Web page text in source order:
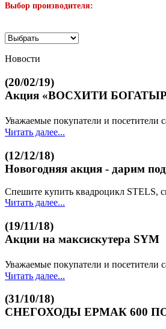
Выбор производителя:
Новости
(20/02/19)
Акция «ВОСХИТИ
Уважаемые покупатели и
Читать далее...
(12/12/18)
Новогодняя акция - дарим
Спешите купить квадроцикл STELS,
Читать далее...
(19/11/18)
Акции на максискутера SYM
Уважаемые покупатели и посетители
Читать далее...
(31/10/18)
СНЕГОХОДЫ ЕРМАК 600